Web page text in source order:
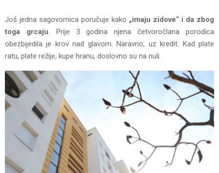
Još jedna sagovornica poručuje kako „imaju zidove“ i da zbog
toga grcaju. Prije 3 godina njena četvoročlana porodica
obezbijedila je krov nad glavom. Naravno, uz kredit. Kad plate
ratu, plate režije, kupe hranu, doslovno su na nuli.